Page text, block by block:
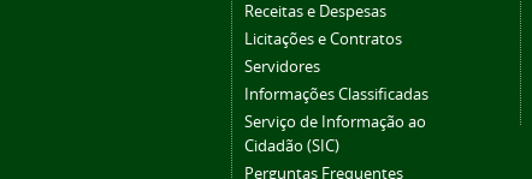
Receitas e Despesas
Licitações e Contratos
Servidores
Informações Classificadas
Serviço de Informação ao
Cidadão (SIC)
Perguntas Frequentes